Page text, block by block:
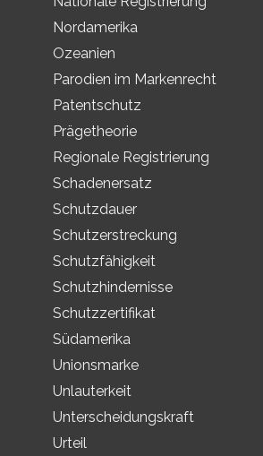
Nordamerika
Ozeanien
Parodien im Markenrecht
Patentschutz
Prägetheorie
Regionale Registrierung
Schadenersatz
Schutzdauer
Schutzerstreckung
Schutzfähigkeit
Schutzhindernisse
Schutzzertifikat
Südamerika
Unionsmarke
Unlauterkeit
Unterscheidungskraft
Urteil